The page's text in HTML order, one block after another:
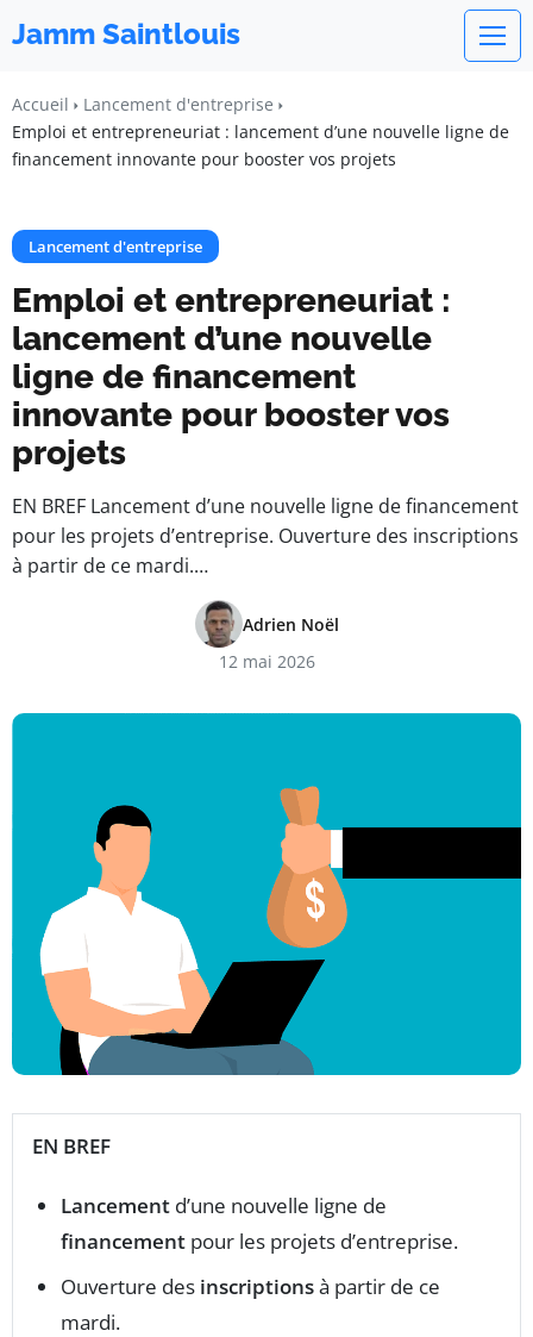
Jamm Saintlouis
Accueil
Lancement d'entreprise
Emploi et entrepreneuriat : lancement d’une nouvelle ligne de
financement innovante pour booster vos projets
Lancement d'entreprise
Emploi et entrepreneuriat :
lancement d’une nouvelle
ligne de financement
innovante pour booster vos
projets
EN BREF Lancement d’une nouvelle ligne de financement
pour les projets d’entreprise. Ouverture des inscriptions
à partir de ce mardi.…
Adrien Noël
12 mai 2026
EN BREF
Lancement d’une nouvelle ligne de
financement pour les projets d’entreprise.
Ouverture des inscriptionsà partir de ce
mardi.